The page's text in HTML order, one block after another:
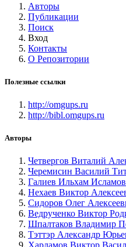
Авторы
Публикации
Поиск
Вход
Контакты
О Репозитории
Полезные ссылки
http://omgups.ru
http://bibl.omgups.ru
Авторы
Четвергов Виталий
Черемисин Василий
Галиев Ильхам
Нехаев Виктор
Сидоров Олег
Ведрученко Виктор
Шпалтаков Владимир
Тэттэр Александр